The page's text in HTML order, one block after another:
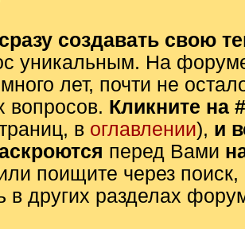
создавать свою
уникальным. На
лет, почти не
вопросов. Кликните на
в оглавлении), и
перед Вами
поищите через
в других разделах